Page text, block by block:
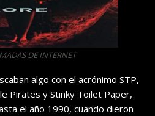
DE INTERNET
algo con el acrónimo STP,
Pirates y Stinky Toilet Paper,
el año 1990, cuando dieron